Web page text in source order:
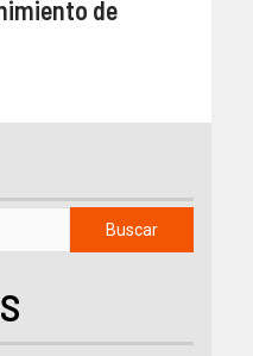
de
Buscar